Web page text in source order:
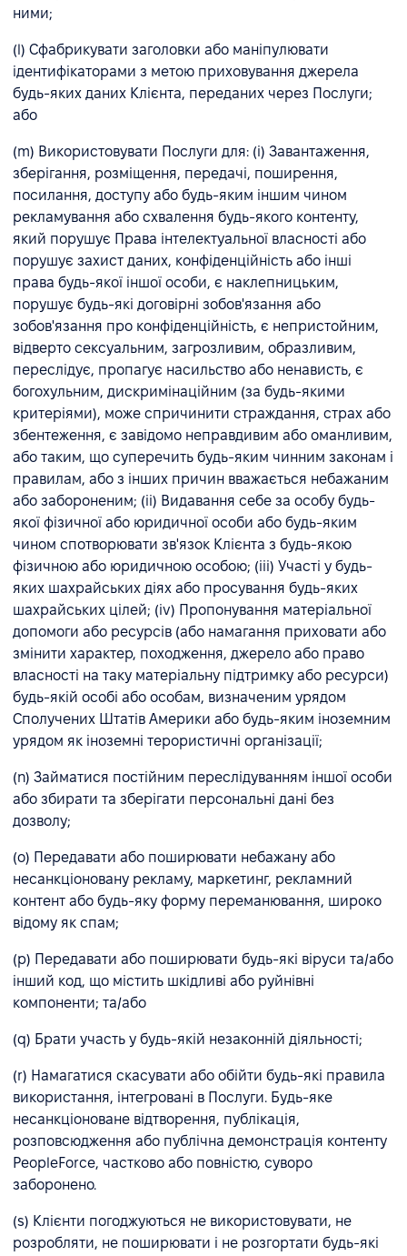
ними;
(l) Сфабрикувати заголовки або маніпулювати
ідентифікаторами з метою приховування джерела
будь-яких даних Клієнта, переданих через Послуги;
або
(m) Використовувати Послуги для: (i) Завантаження,
зберігання, розміщення, передачі, поширення,
посилання, доступу або будь-яким іншим чином
рекламування або схвалення будь-якого контенту,
який порушує Права інтелектуальної власності або
порушує захист даних, конфіденційність або інші
права будь-якої іншої особи, є наклепницьким,
порушує будь-які договірні зобов'язання або
зобов'язання про конфіденційність, є непристойним,
відверто сексуальним, загрозливим, образливим,
переслідує, пропагує насильство або ненависть, є
богохульним, дискримінаційним (за будь-якими
критеріями), може спричинити страждання, страх або
збентеження, є завідомо неправдивим або оманливим,
або таким, що суперечить будь-яким чинним законам і
правилам, або з інших причин вважається небажаним
або забороненим; (ii) Видавання себе за особу будь-
якої фізичної або юридичної особи або будь-яким
чином спотворювати зв'язок Клієнта з будь-якою
фізичною або юридичною особою; (iii) Участі у будь-
яких шахрайських діях або просування будь-яких
шахрайських цілей; (iv) Пропонування матеріальної
допомоги або ресурсів (або намагання приховати або
змінити характер, походження, джерело або право
власності на таку матеріальну підтримку або ресурси)
будь-якій особі або особам, визначеним урядом
Сполучених Штатів Америки або будь-яким іноземним
урядом як іноземні терористичні організації;
(n) Займатися постійним переслідуванням іншої особи
або збирати та зберігати персональні дані без
дозволу;
(o) Передавати або поширювати небажану або
несанкціоновану рекламу, маркетинг, рекламний
контент або будь-яку форму переманювання, широко
відому як спам;
(p) Передавати або поширювати будь-які віруси та/або
інший код, що містить шкідливі або руйнівні
компоненти; та/або
(q) Брати участь у будь-якій незаконній діяльності;
(r) Намагатися скасувати або обійти будь-які правила
використання, інтегровані в Послуги. Будь-яке
несанкціоноване відтворення, публікація,
розповсюдження або публічна демонстрація контенту
PeopleForce, частково або повністю, суворо
заборонено.
(s) Клієнти погоджуються не використовувати, не
розробляти, не поширювати і не розгортати будь-які